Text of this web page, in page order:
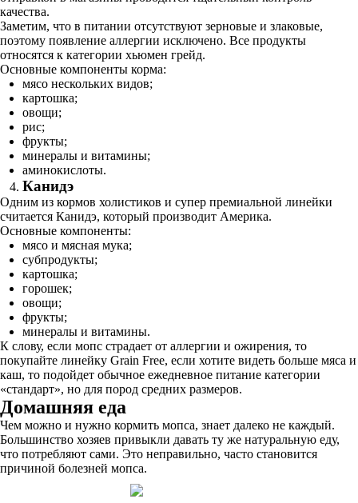
качества.
Заметим, что в питании отсутствуют зерновые и злаковые,
поэтому появление аллергии исключено. Все продукты
относятся к категории хьюмен грейд.
Основные компоненты корма:
мясо нескольких видов;
картошка;
овощи;
рис;
фрукты;
минералы и витамины;
аминокислоты.
Канидэ
Одним из кормов холистиков и супер премиальной линейки
считается Канидэ, который производит Америка.
Основные компоненты:
мясо и мясная мука;
субпродукты;
картошка;
горошек;
овощи;
фрукты;
минералы и витамины.
К слову, если мопс страдает от аллергии и ожирения, то
покупайте линейку Grain Free, если хотите видеть больше мяса и
каш, то подойдет обычное ежедневное питание категории
«стандарт», но для пород средних размеров.
Домашняя еда
Чем можно и нужно кормить мопса, знает далеко не каждый.
Большинство хозяев привыкли давать ту же натуральную еду,
что потребляют сами. Это неправильно, часто становится
причиной болезней мопса.